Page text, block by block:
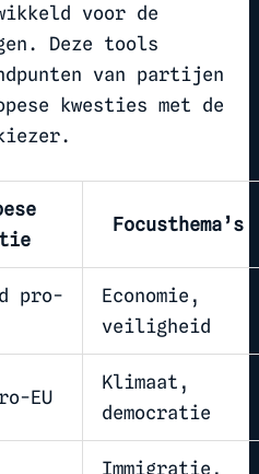
voor de
Deze tools
van partijen
kwesties met de
Focusthema’s
pro-
Economie,
veiligheid
EU
Klimaat,
democratie
Immigratie,